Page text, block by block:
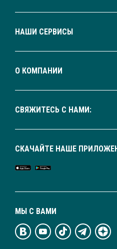
НАШИ СЕРВИСЫ
О КОМПАНИИ
СВЯЖИТЕСЬ С НАМИ:
МЫ С ВАМИ
СКАЧАЙТЕ НАШЕ